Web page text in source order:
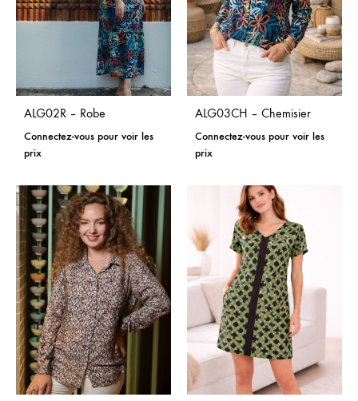
ALG02R – Robe
Connectez-vous pour voir les
prix
ALG03CH – Chemisier
Connectez-vous pour voir les
prix